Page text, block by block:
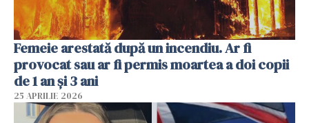
Femeie arestată după un incendiu. Ar fi
provocat sau ar fi permis moartea a doi copii
de 1 an și 3 ani
25 APRILIE 2026